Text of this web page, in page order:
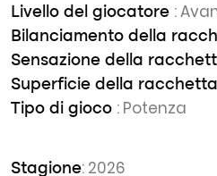
Livello del giocatore :
Bilanciamento della
Sensazione della
Superficie della racchetta
Tipo di gioco : Potenza
Stagione: 2026